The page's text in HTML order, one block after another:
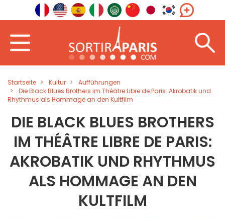
Startseite Kultur
Aufführungen
Die Black Blues Brothers im Théâtre Libre de Paris: Akrobatik und
Rhythmus als Hommage an den Kultfilm
DIE BLACK BLUES BROTHERS
IM THÉÂTRE LIBRE DE PARIS:
AKROBATIK UND RHYTHMUS
ALS HOMMAGE AN DEN
KULTFILM